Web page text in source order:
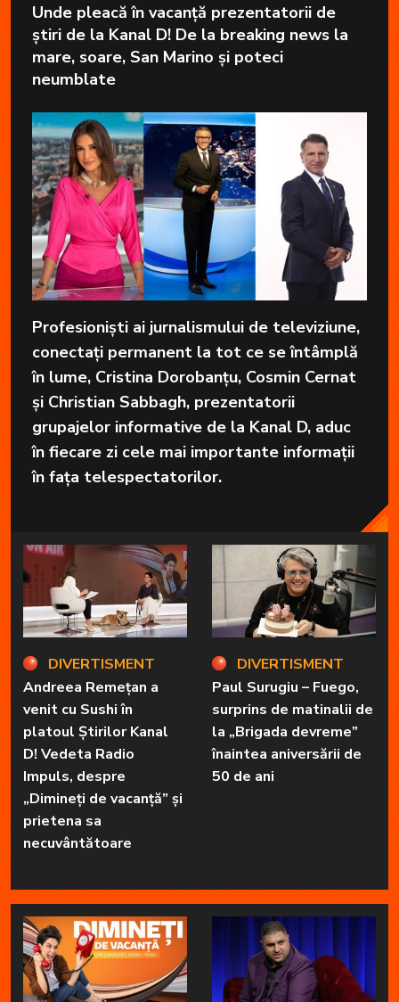
Unde pleacă în vacanță prezentatorii de
știri de la Kanal D! De la breaking news la
mare, soare, San Marino și poteci
neumblate
Profesioniști ai jurnalismului de televiziune,
conectați permanent la tot ce se întâmplă
în lume, Cristina Dorobanțu, Cosmin Cernat
și Christian Sabbagh, prezentatorii
grupajelor informative de la Kanal D, aduc
în fiecare zi cele mai importante informații
în fața telespectatorilor.
DIVERTISMENT
Andreea Remețan a
venit cu Sushi în
platoul Știrilor Kanal
D! Vedeta Radio
Impuls, despre
„Dimineți de vacanță” și
prietena sa
necuvântătoare
DIVERTISMENT
Paul Surugiu – Fuego,
surprins de matinalii de
la „Brigada devreme”
înaintea aniversării de
50 de ani